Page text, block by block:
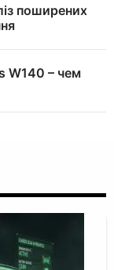
поширених
W140 – чем